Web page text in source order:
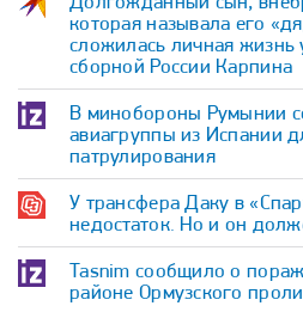
которая называла его
сложилась личная жизнь
сборной России Карпина
В минобороны Румынии
авиагруппы из Испании
патрулирования
У трансфера Даку в
недостаток. Но и он
Tasnim сообщило о
районе Ормузского